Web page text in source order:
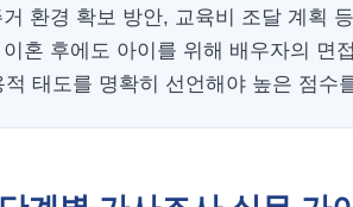
환경 확보 방안, 교육비 조달 계획
혼 후에도 아이를 위해 배우자의 면
태도를 명확히 선언해야 높은 점수